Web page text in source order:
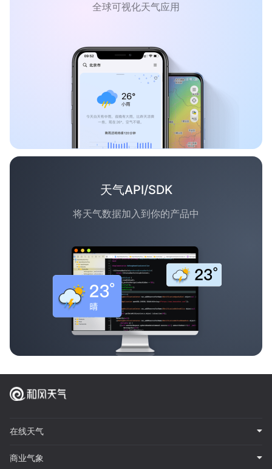
全球可视化天气应用
天气API/SDK
将天气数据加入到你的产品中
在线天气
商业气象